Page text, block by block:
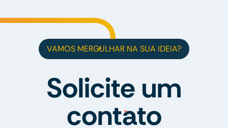
VAMOS MERGULHAR NA SUA IDEIA?
Solicite um
contato